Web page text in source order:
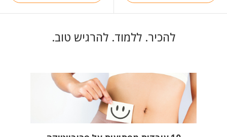
להכיר. ללמוד. להרגיש טוב.